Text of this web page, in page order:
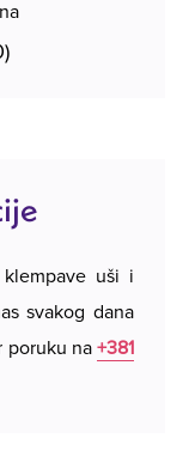
uši i
svakog dana
poruku na+381